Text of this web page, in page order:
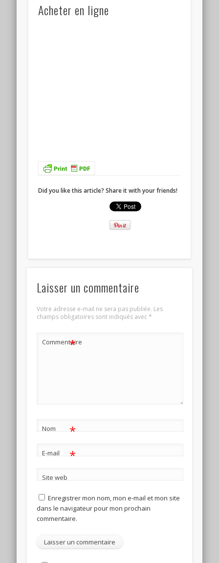
Acheter en ligne
Did you like this article? Share it with your friends!
Laisser un commentaire
Votre adresse e-mail ne sera pas publiée. Les
champs obligatoires sont indiqués avec*
Commentaire
*
Nom *
E-mail *
Site web
Enregistrer mon nom, mon e-mail et mon site
dans le navigateur pour mon prochain
commentaire.